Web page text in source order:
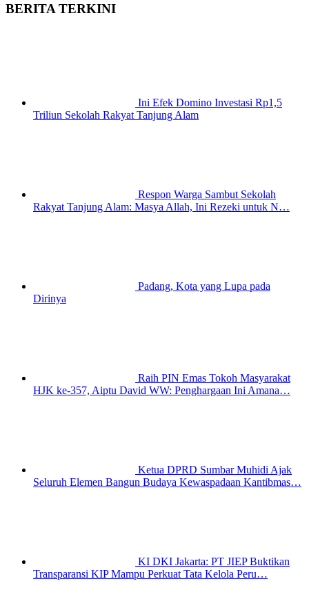
BERITA TERKINI
Ini Efek Domino Investasi Rp1,5
Triliun Sekolah Rakyat Tanjung Alam
Respon Warga Sambut Sekolah
Rakyat Tanjung Alam: Masya Allah, Ini Rezeki untuk N…
Padang, Kota yang Lupa pada
Dirinya
Raih PIN Emas Tokoh Masyarakat
HJK ke-357, Aiptu David WW: Penghargaan Ini Amana…
Ketua DPRD Sumbar Muhidi Ajak
Seluruh Elemen Bangun Budaya Kewaspadaan Kantibmas…
KI DKI Jakarta: PT JIEP Buktikan
Transparansi KIP Mampu Perkuat Tata Kelola Peru…